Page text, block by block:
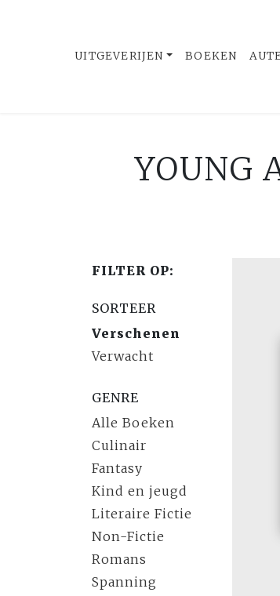
UITGEVERIJEN BOEKEN
YOUNG
FILTER OP:
SORTEER
Verschenen
Verwacht
GENRE
Alle Boeken
Culinair
Fantasy
Kind en jeugd
Literaire Fictie
Non-Fictie
Romans
Spanning